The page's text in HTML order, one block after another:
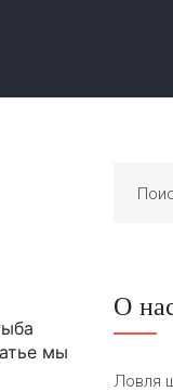
мы
О
Ловля